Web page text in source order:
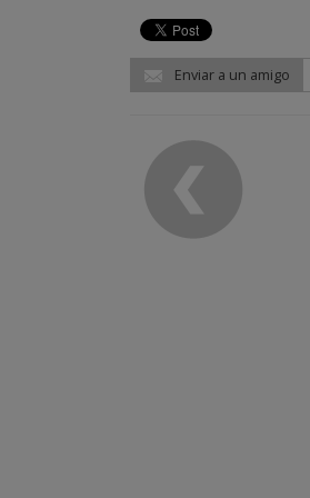
Enviar a un amigo